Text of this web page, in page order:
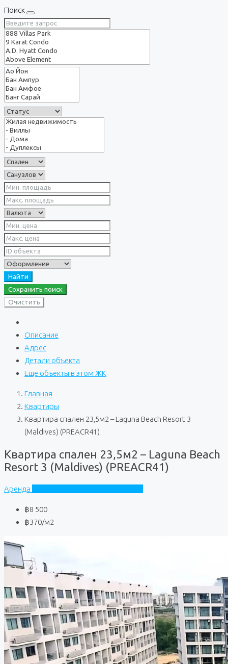
Поиск
Найти
Сохранить поиск
Очистить
Описание
Адрес
Детали объекта
Еще объекты в этом ЖК
Главная
Квартиры
Квартира спален 23,5м2 – Laguna Beach Resort 3
(Maldives) (PREACR41)
Квартира спален 23,5м2 – Laguna Beach
Resort 3 (Maldives) (PREACR41)
Аренда
฿8 500
฿370/м2